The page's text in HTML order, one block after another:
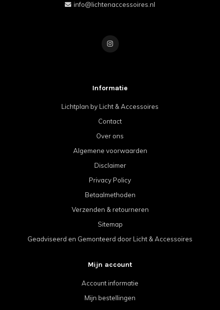
info@lichtenaccessoires.nl
Informatie
Lichtplan by Licht & Accessoires
Contact
Over ons
Algemene voorwaarden
Disclaimer
Privacy Policy
Betaalmethoden
Verzenden & retourneren
Sitemap
Geadviseerd en Gemonteerd door Licht & Accessoires
Mijn account
Account informatie
Mijn bestellingen